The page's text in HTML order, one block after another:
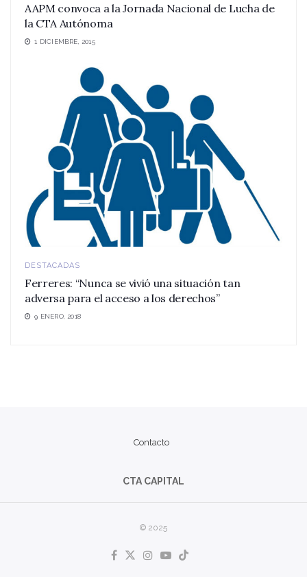
AAPM convoca a la Jornada Nacional de Lucha de
la CTA Autónoma
1 DICIEMBRE, 2015
DESTACADAS
Ferreres: “Nunca se vivió una situación tan
adversa para el acceso a los derechos”
9 ENERO, 2018
Contacto
CTA CAPITAL
© 2025